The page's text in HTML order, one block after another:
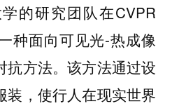
的研究团队在CVPR
种面向可见光-热成像
抗方法。该方法通过设
装，使行人在现实世界